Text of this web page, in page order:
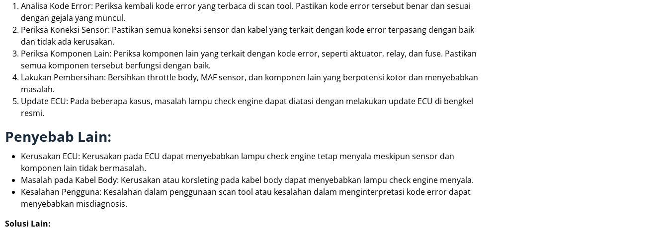
Analisa Kode Error: Periksa kembali kode error yang terbaca di scan tool. Pastikan kode error tersebut benar dan sesuai
dengan gejala yang muncul.
Periksa Koneksi Sensor: Pastikan semua koneksi sensor dan kabel yang terkait dengan kode error terpasang dengan baik
dan tidak ada kerusakan.
Periksa Komponen Lain: Periksa komponen lain yang terkait dengan kode error, seperti aktuator, relay, dan fuse. Pastikan
semua komponen tersebut berfungsi dengan baik.
Lakukan Pembersihan: Bersihkan throttle body, MAF sensor, dan komponen lain yang berpotensi kotor dan menyebabkan
masalah.
Update ECU: Pada beberapa kasus, masalah lampu check engine dapat diatasi dengan melakukan update ECU di bengkel
resmi.
Penyebab Lain:
Kerusakan ECU: Kerusakan pada ECU dapat menyebabkan lampu check engine tetap menyala meskipun sensor dan
komponen lain tidak bermasalah.
Masalah pada Kabel Body: Kerusakan atau korsleting pada kabel body dapat menyebabkan lampu check engine menyala.
Kesalahan Pengguna: Kesalahan dalam penggunaan scan tool atau kesalahan dalam menginterpretasi kode error dapat
menyebabkan misdiagnosis.
Solusi Lain: